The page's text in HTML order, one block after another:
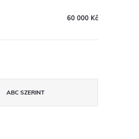
60 000 Kč
ABC SZERINT